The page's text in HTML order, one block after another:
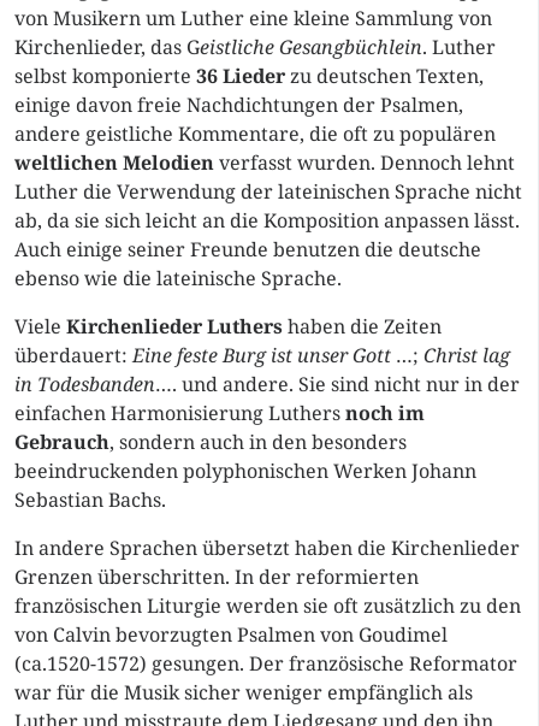
von Musikern um Luther eine kleine Sammlung von
Kirchenlieder, das Geistliche Gesangbüchlein. Luther
selbst komponierte 36 Liederzu deutschen Texten,
einige davon freie Nachdichtungen der Psalmen,
andere geistliche Kommentare, die oft zu populären
weltlichen Melodienverfasst wurden. Dennoch lehnt
Luther die Verwendung der lateinischen Sprache nicht
ab, da sie sich leicht an die Komposition anpassen lässt.
Auch einige seiner Freunde benutzen die deutsche
ebenso wie die lateinische Sprache.
Viele Kirchenlieder Luthershaben die Zeiten
überdauert:Eine feste Burg ist unser Gott …; Christ lag
in Todesbanden…. und andere. Sie sind nicht nur in der
einfachen Harmonisierung Luthersnoch im
Gebrauch, sondern auch in den besonders
beeindruckenden polyphonischen Werken Johann
Sebastian Bachs.
In andere Sprachen übersetzt haben die Kirchenlieder
Grenzen überschritten. In der reformierten
französischen Liturgie werden sie oft zusätzlich zu den
von Calvin bevorzugten Psalmen von Goudimel
(ca.1520-1572) gesungen. Der französische Reformator
war für die Musik sicher weniger empfänglich als